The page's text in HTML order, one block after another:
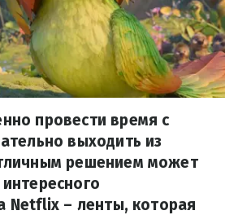
провести время с
выходить из
решением может
Netflix – ленты, которая